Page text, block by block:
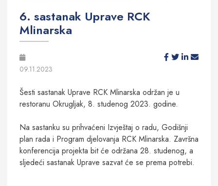
6. sastanak Uprave RCK
Mlinarska
09.11.2023
Šesti sastanak Uprave RCK Mlinarska održan je u
restoranu Okrugljak, 8. studenog 2023. godine.
Na sastanku su prihvaćeni Izvještaj o radu, Godišnji
plan rada i Program djelovanja RCK Mlinarska. Završna
konferencija projekta bit će održana 28. studenog, a
sljedeći sastanak Uprave sazvat će se prema potrebi.